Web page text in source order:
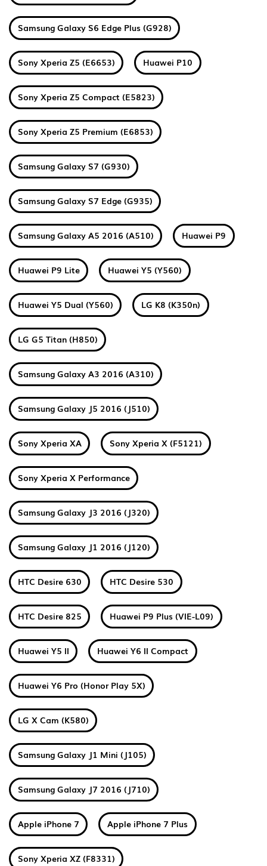
Samsung Galaxy S6 Edge Plus (G928)
Sony Xperia Z5 (E6653) Huawei P10
Sony Xperia Z5 Compact (E5823)
Sony Xperia Z5 Premium (E6853)
Samsung Galaxy S7 (G930)
Samsung Galaxy S7 Edge (G935)
Samsung Galaxy A5 2016 (A510) Huawei P9
Huawei P9 Lite Huawei Y5 (Y560)
Huawei Y5 Dual (Y560) LG K8 (K350n)
LG G5 Titan (H850)
Samsung Galaxy A3 2016 (A310)
Samsung Galaxy J5 2016 (J510)
Sony Xperia XA Sony Xperia X (F5121)
Sony Xperia X Performance
Samsung Galaxy J3 2016 (J320)
Samsung Galaxy J1 2016 (J120)
HTC Desire 630 HTC Desire 530
HTC Desire 825 Huawei P9 Plus (VIE-L09)
Huawei Y5 II Huawei Y6 II Compact
Huawei Y6 Pro (Honor Play 5X)
LG X Cam (K580)
Samsung Galaxy J1 Mini (J105)
Samsung Galaxy J7 2016 (J710)
Apple iPhone 7 Apple iPhone 7 Plus
Sony Xperia XZ (F8331)